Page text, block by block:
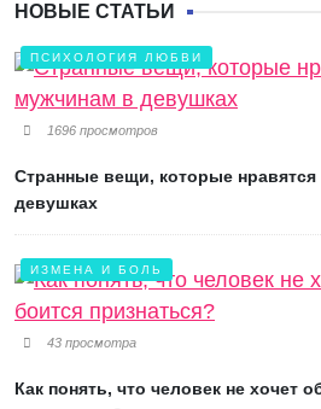
НОВЫЕ СТАТЬИ
ПСИХОЛОГИЯ ЛЮБВИ
1696 просмотров
Странные вещи, которые
девушках
ИЗМЕНА И БОЛЬ
43 просмотра
Как понять, что человек не хочет